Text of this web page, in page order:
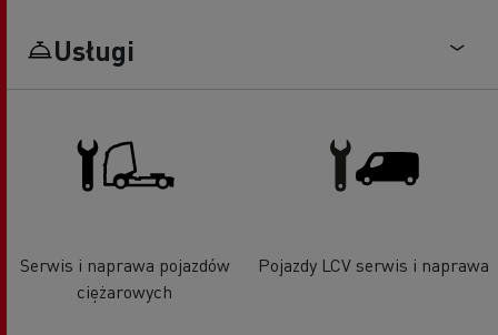
Usługi
Serwis i naprawa pojazdów
ciężarowych
Pojazdy LCV serwis i naprawa